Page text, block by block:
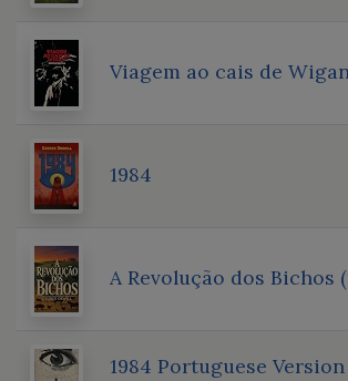
Viagem ao cais de
1984
A Revolução dos Bichos
1984 Portuguese